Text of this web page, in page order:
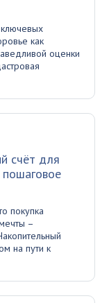
ключевых
как
оценки
счёт для
покупка
–
на пути к